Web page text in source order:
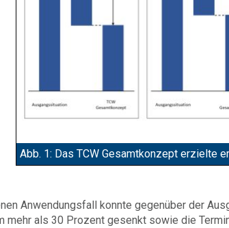
Abb. 1: Das TCW Gesamtkonzept erzielte
Anwendungsfall konnte gegenüber der
mehr als 30 Prozent gesenkt sowie die